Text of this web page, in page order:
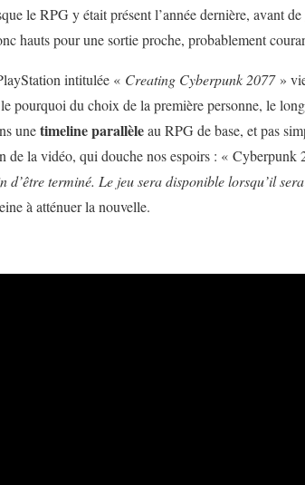
le RPG y était présent l’année dernière, avant de
hauts pour une sortie proche, probablement
intitulée « Creating Cyberpunk 2077»
pourquoi du choix de la première personne, le
unetimeline parallèleau RPG de base, et pas
de la vidéo, qui douche nos espoirs : « Cyberpunk
terminé. Le jeu sera disponible lorsqu’il
à atténuer la nouvelle.